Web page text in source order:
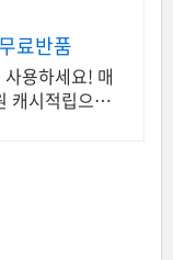
료반품
용하세요! 매
캐시적립으로